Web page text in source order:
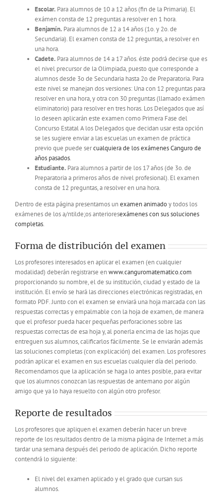
Escolar. Para alumnos de 10 a 12 años (fin de la Primaria). El
exámen consta de 12 preguntas a resolver en 1 hora.
Benjamín. Para alumnos de 12 a 14 años (1o. y 2o. de
Secundaria). El examen consta de 12 preguntas, a resolver en
una hora.
Cadete. Para alumnos de 14 a 17 años. éste podrá decirse que es
el nivel precursor de la Olimpiada, puesto que corresponde a
alumnos desde 3o de Secundaria hasta 2o de Preparatoria. Para
este nivel se manejan dos versiones: Una con 12 preguntas para
resolver en una hora, y otra con 30 preguntas (llamado exámen
eliminatorio) para resolver en tres horas. Los Delegados que así
lo deseen aplicarán este examen como Primera Fase del
Concurso Estatal A los Delegados que decidan usar esta opción
se les sugiere enviar a las escuelas un examen de práctica
previo que puede sercualquiera de los exámenes Canguro de
años pasados.
Estudiante. Para alumnos a partir de los 17 años (de 3o. de
Preparatoria a primeros años de nivel profesional). El examen
consta de 12 preguntas, a resolver en una hora.
Dentro de esta página presentamos unexamen animadoy todos los
exámenes de los a/ntilde;os anterioresexámenes con sus soluciones
completas.
Forma de distribución del examen
Los profesores interesados en aplicar el examen (en cualquier
modalidad) deberán registrarse enwww.canguromatematico.com
proporcionando su nombre, el de su institución, ciudad y estado de la
institución. El envío se hará las direcciones electrónicas registradas, en
formato PDF. Junto con el examen se enviará una hoja marcada con las
respuestas correctas y empalmable con la hoja de examen, de manera
que el profesor pueda hacer pequeñas perforaciones sobre las
respuestas correctas de esa hoja y, al ponerla encima de las hojas que
entreguen sus alumnos, calificarlos fácilmente. Se le enviarán además
las soluciones completas (con explicación) del examen. Los profesores
podrán aplicar el examen en sus escuelas cualquier día del periodo.
Recomendamos que la aplicación se haga lo antes posible, para evitar
que los alumnos conozcan las respuestas de antemano por algún
amigo que ya lo haya resuelto con algún otro profesor.
Reporte de resultados
Los profesores que apliquen el examen deberán hacer un breve
reporte de los resultados dentro de la misma página de Internet a más
tardar una semana después del periodo de aplicación. Dicho reporte
contendrá lo siguiente:
El nivel del examen aplicado y el grado que cursan sus
alumnos.